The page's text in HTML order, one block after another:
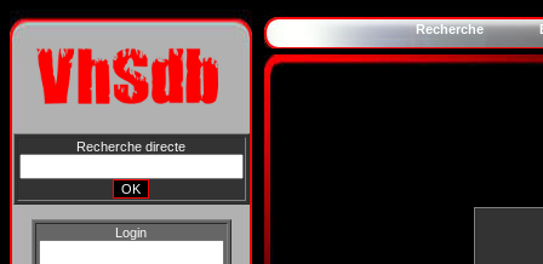
Recherche directe
Login
Recherche